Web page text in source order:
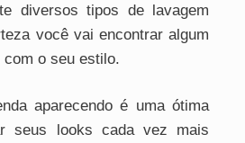
diversos tipos de lavagem
você vai encontrar algum
o seu estilo.
aparecendo é uma ótima
seus looks cada vez mais